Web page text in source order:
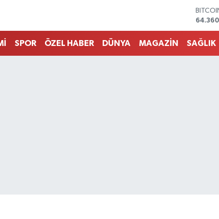
DOLAR
EURO
SPOR ÖZEL HABER DÜNYA MAGAZİN SAĞLIK